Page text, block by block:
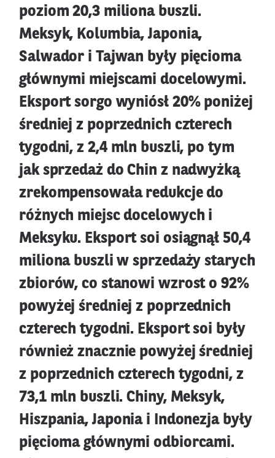
poziom 20,3 miliona buszli.
Meksyk, Kolumbia, Japonia,
Salwador i Tajwan były pięcioma
głównymi miejscami docelowymi.
Eksport sorgo wyniósł 20% poniżej
średniej z poprzednich czterech
tygodni, z 2,4 mln buszli, po tym
jak sprzedaż do Chin z nadwyżką
zrekompensowała redukcje do
różnych miejsc docelowych i
Meksyku. Eksport soi osiągnął 50,4
miliona buszli w sprzedaży starych
zbiorów, co stanowi wzrost o 92%
powyżej średniej z poprzednich
czterech tygodni. Eksport soi były
również znacznie powyżej średniej
z poprzednich czterech tygodni, z
73,1 mln buszli. Chiny, Meksyk,
Hiszpania, Japonia i Indonezja były
pięcioma głównymi odbiorcami.